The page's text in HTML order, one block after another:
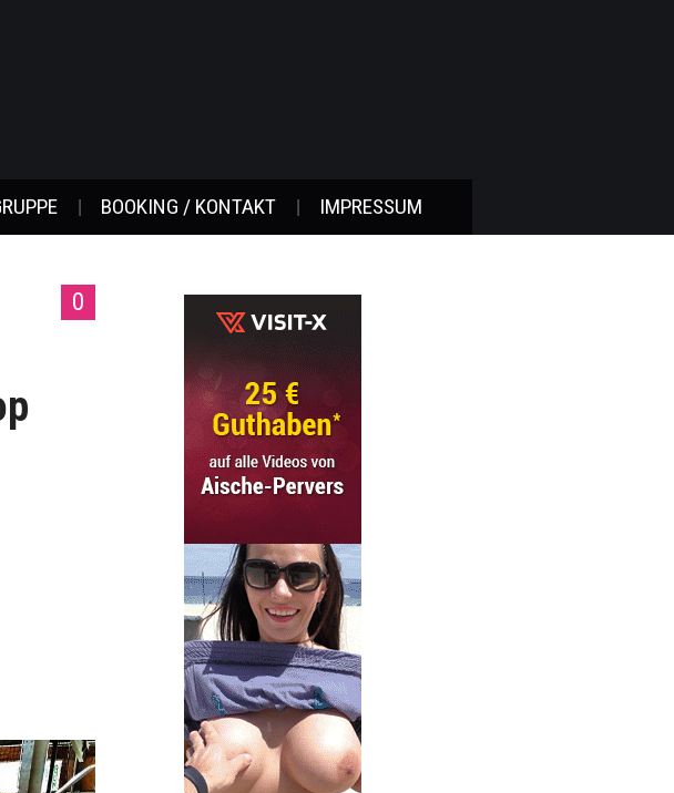
BOOKING / KONTAKT IMPRESSUM
0